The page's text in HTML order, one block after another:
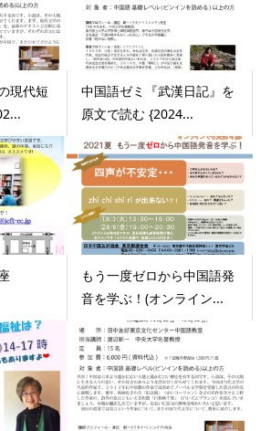
現代短
中国語ゼミ『武漢日記』を
原文で読む {2024...
もう一度ゼロから中国語発
音を学ぶ！(オンライン...